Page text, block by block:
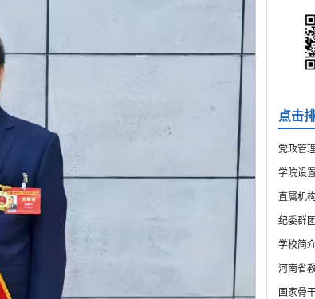
点击
党政管
学院设置
直属机
纪委群
学校简
河南省
国家骨